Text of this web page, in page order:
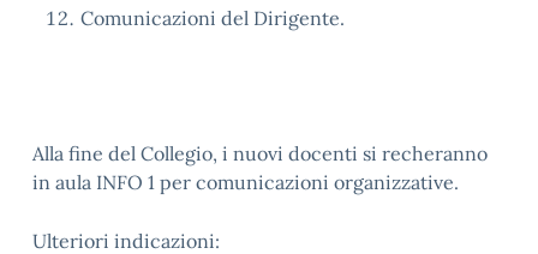
Comunicazioni del Dirigente.
Alla fine del Collegio, i nuovi docenti si recheranno
in aula INFO 1 per comunicazioni organizzative.
Ulteriori indicazioni: